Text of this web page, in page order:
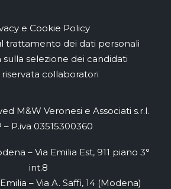
e Cookie Policy
trattamento dei dati personali
selezione dei candidati
collaboratori
M&W Veronesi e Associati s.r.l.
– P.iva 03515300360
– Via Emilia Est, 911 piano 3°
int.8
– Via A. Saffi, 14 (Modena)